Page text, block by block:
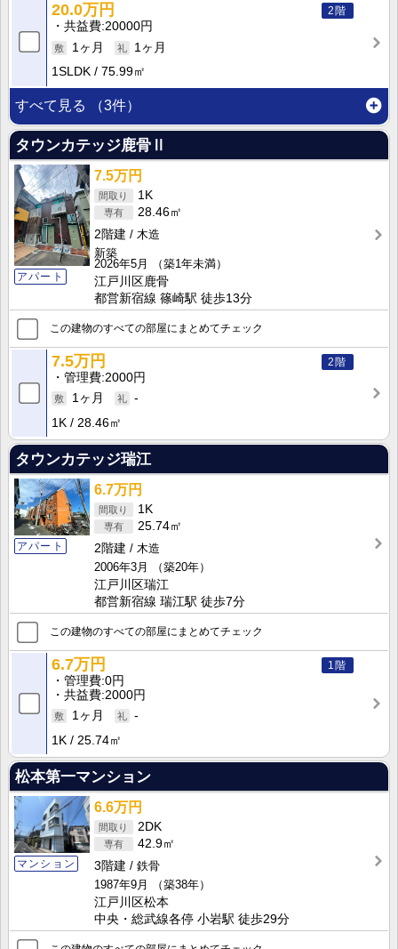
2階
20.0万円
共益費 20000円
1ヶ月
1ヶ月
1SLDK
75.99㎡
すべて見る （3件）
タウンカテッジ鹿骨Ⅱ
アパート
7.5万円
1K
28.46㎡
2階建
木造
新築
2026年5月
（築1年未満）
江戸川区鹿骨
都営新宿線 篠崎駅 徒歩13分
この建物のすべての部屋にまとめてチェック
2階
7.5万円
管理費 2000円
1ヶ月
-
1K
28.46㎡
タウンカテッジ瑞江
アパート
6.7万円
1K
25.74㎡
2階建
木造
2006年3月
（築20年）
江戸川区瑞江
都営新宿線 瑞江駅 徒歩7分
この建物のすべての部屋にまとめてチェック
1階
6.7万円
管理費 0円
共益費 2000円
1ヶ月
-
1K
25.74㎡
松本第一マンション
マンション
6.6万円
2DK
42.9㎡
3階建
鉄骨
1987年9月
（築38年）
江戸川区松本
中央・総武線各停 小岩駅 徒歩29分